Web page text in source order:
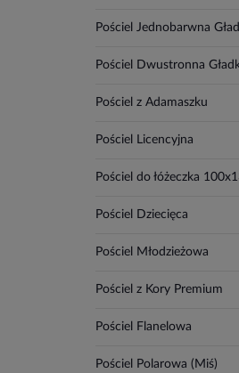
Pościel Jednobarwna
Pościel Dwustronna
Pościel z Adamaszku
Pościel Licencyjna
Pościel do łóżeczka
Pościel Dziecięca
Pościel Młodzieżowa
Pościel z Kory Premium
Pościel Flanelowa
Pościel Polarowa (Miś)